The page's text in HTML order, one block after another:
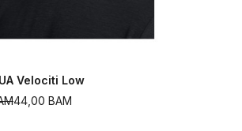
Velociti Low
44,00 BAM